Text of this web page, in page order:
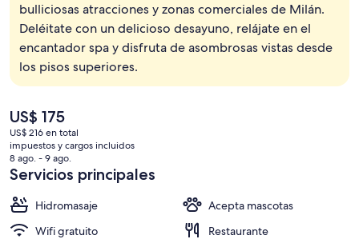
Vista desde la habitación
bulliciosas atracciones y zonas comerciales de Milán.
Deléitate con un delicioso desayuno, relájate en el
encantador spa y disfruta de asombrosas vistas desde
los pisos superiores.
El
precio
actual
es
de
US$ 175
US$ 216 en total
impuestos y cargos incluidos
8 ago. - 9 ago.
Servicios principales
Hidromasaje
Acepta mascotas
Wifi gratuito
Restaurante